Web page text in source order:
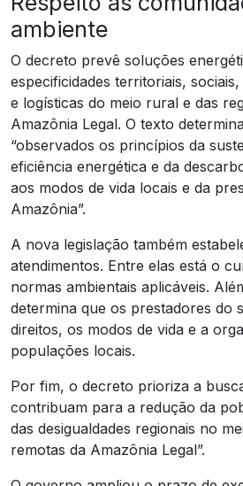
ambiente
O decreto prevê soluções
especificidades territoriais,
e logísticas do meio rural e das
Amazônia Legal. O texto
“observados os princípios da
eficiência energética e da
aos modos de vida locais e da
Amazônia”.
A nova legislação também
atendimentos. Entre elas está o
normas ambientais aplicáveis.
determina que os prestadores do
direitos, os modos de vida e a
populações locais.
Por fim, o decreto prioriza a
contribuam para a redução da
das desigualdades regionais no
remotas da Amazônia Legal”.